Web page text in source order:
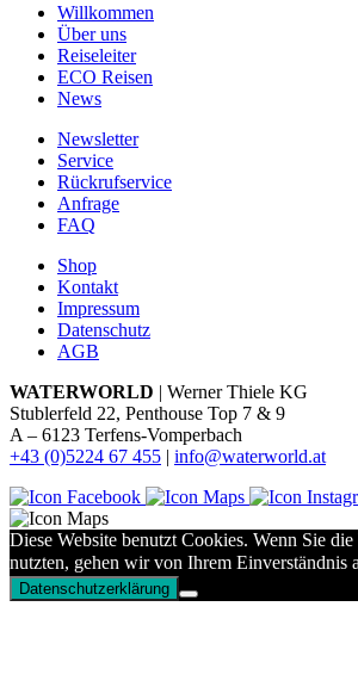
Willkommen
Über uns
Reiseleiter
ECO Reisen
News
Newsletter
Service
Rückrufservice
Anfrage
FAQ
Shop
Kontakt
Impressum
Datenschutz
AGB
WATERWORLD | Werner Thiele KG
Stublerfeld 22, Penthouse Top 7 & 9
A – 6123 Terfens-Vomperbach
+43 (0)5224 67 455 | info@waterworld.at
Diese Website benutzt Cookies. Wenn Sie
nutzten, gehen wir von Ihrem Einverständnis
Datenschutzerklärung